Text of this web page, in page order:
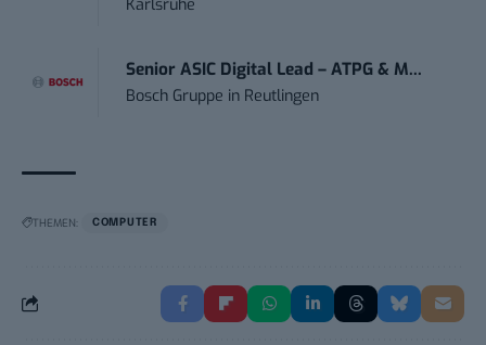
Karlsruhe
Senior ASIC Digital Lead – ATPG & M...
Bosch Gruppe in Reutlingen
THEMEN: COMPUTER